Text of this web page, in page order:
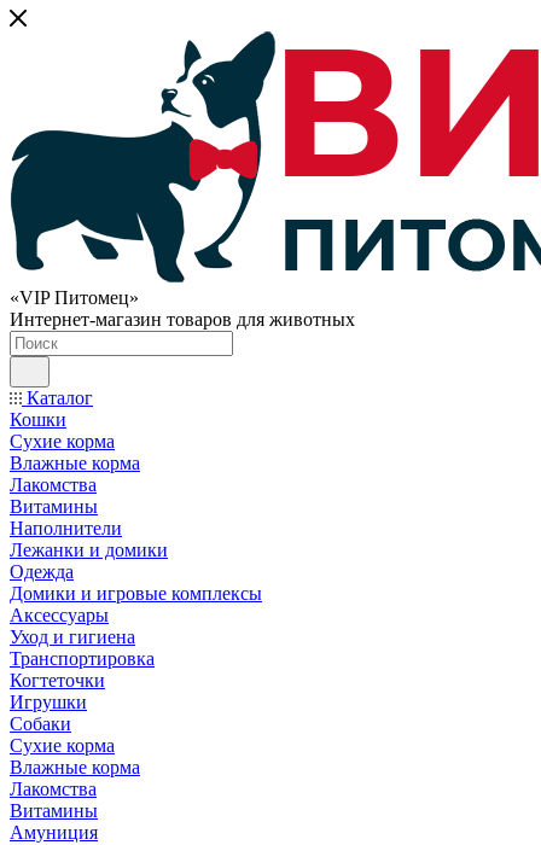
«VIP Питомец»
Интернет-магазин товаров для животных
Каталог
Кошки
Сухие корма
Влажные корма
Лакомства
Витамины
Наполнители
Лежанки и домики
Одежда
Домики и игровые комплексы
Аксессуары
Уход и гигиена
Транспортировка
Когтеточки
Игрушки
Собаки
Сухие корма
Влажные корма
Лакомства
Витамины
Амуниция